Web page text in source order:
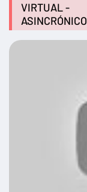
VIRTUAL -
ASINCRÓNICO